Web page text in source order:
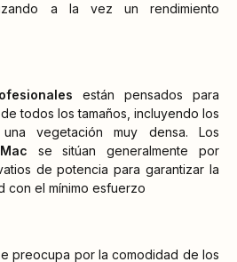
a la vez un rendimiento
están pensados para
todos los tamaños, incluyendo los
vegetación muy densa. Los
se sitúan generalmente por
de potencia para garantizar la
con el mínimo esfuerzo
preocupa por la comodidad de los